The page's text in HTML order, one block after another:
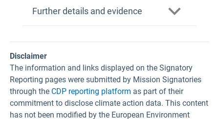
Further details and evidence
Disclaimer
The information and links displayed on the Signatory
Reporting pages were submitted by Mission Signatories
through the CDP reporting platform as part of their
commitment to disclose climate action data. This content
has not been modified by the European Environment